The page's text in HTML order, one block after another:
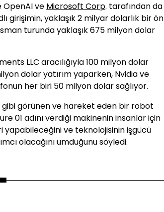
ve Microsoft Corp. tarafından da
girişimin, yaklaşık 2 milyar dolarlık bir ön
turunda yaklaşık 675 milyon dolar
LLC aracılığıyla 100 milyon dolar
dolar yatırım yaparken, Nvidia ve
her biri 50 milyon dolar sağlıyor.
gibi görünen ve hareket eden bir robot
01 adını verdiği makinenin insanlar için
yapabileceğini ve teknolojisinin işgücü
olacağını umduğunu söyledi.